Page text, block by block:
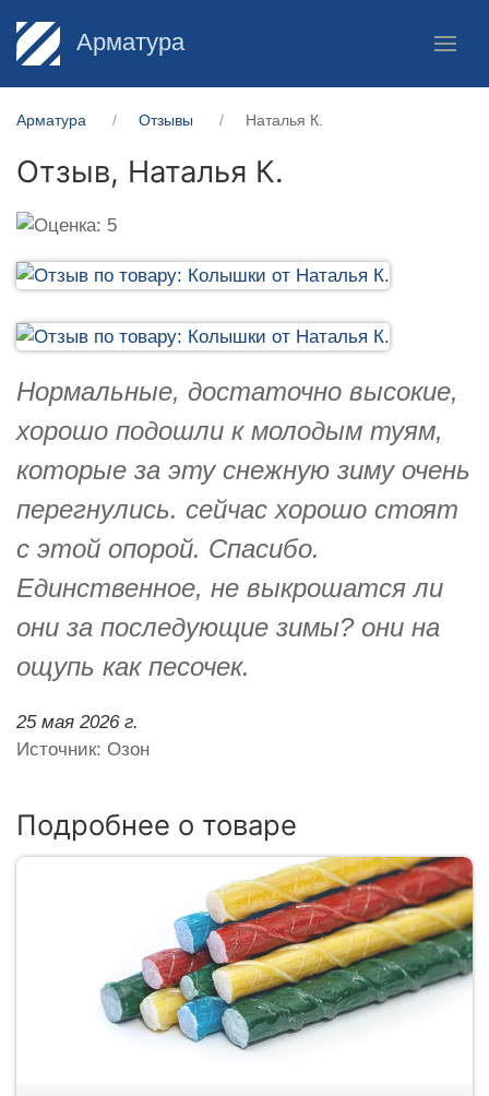
Арматура
Арматура Отзывы Наталья К.
Отзыв, Наталья К.
Нормальные, достаточно высокие,
хорошо подошли к молодым туям,
которые за эту снежную зиму очень
перегнулись. сейчас хорошо стоят
с этой опорой. Спасибо.
Единственное, не выкрошатся ли
они за последующие зимы? они на
ощупь как песочек.
25 мая 2026 г.
Источник: Озон
Подробнее о товаре